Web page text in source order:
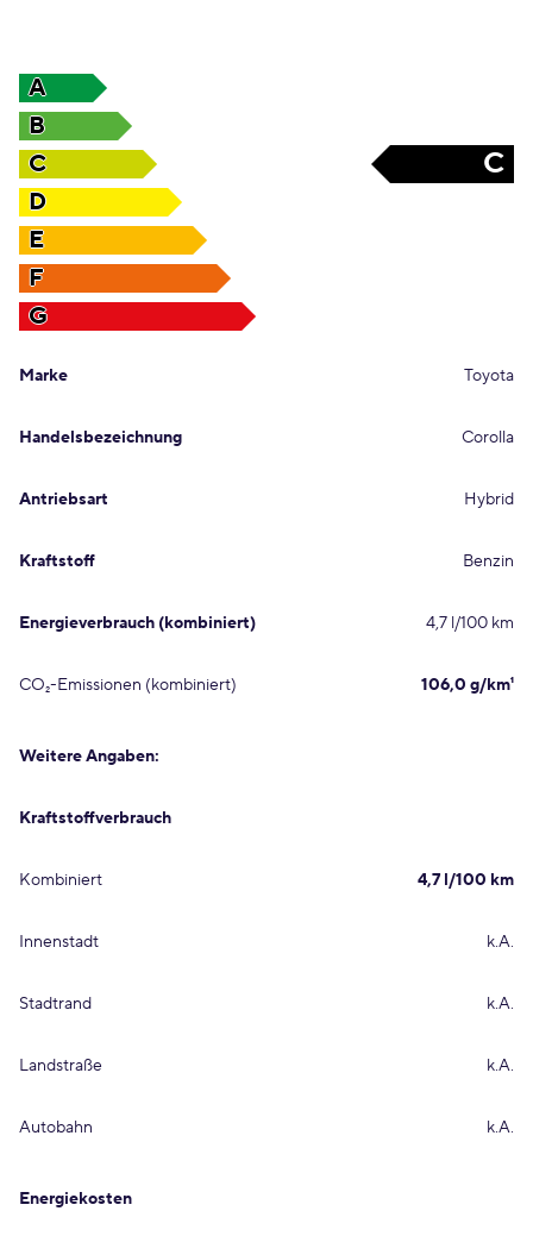
A
B
C
C
D
E
F
G
Marke Toyota
Handelsbezeichnung Corolla
Antriebsart Hybrid
Kraftstoff Benzin
Energieverbrauch (kombiniert) 4,7 l/100 km
CO₂-Emissionen (kombiniert) 106,0 g/km¹
Weitere Angaben:
Kraftstoffverbrauch
Kombiniert 4,7 l/100 km
Innenstadt k.A.
Stadtrand k.A.
Landstraße k.A.
Autobahn k.A.
Energiekosten